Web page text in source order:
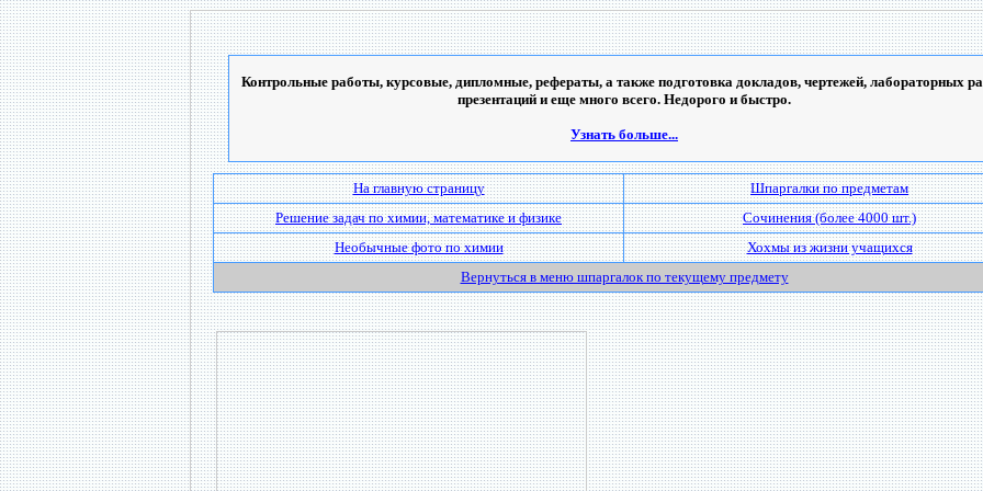
Контрольные работы, курсовые, дипломные, рефераты, а также подготовка докладов, чертежей, лабораторных
презентаций и еще много всего. Недорого и быстро.
Узнать больше...
На главную страницу
Шпаргалки по предметам
Решение задач по химии, математике и физике
Сочинения (более 4000 шт.)
Необычные фото по химии
Хохмы из жизни учащихся
Вернуться в меню шпаргалок по текущему предмету